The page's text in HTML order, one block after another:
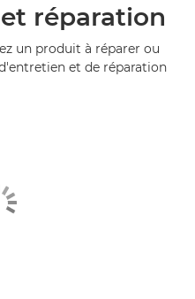
réparation
un produit à réparer ou
et de réparation